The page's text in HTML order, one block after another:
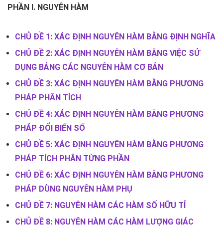
PHẦN I. NGUYÊN HÀM
CHỦ ĐỀ 1: XÁC ĐỊNH NGUYÊN HÀM BẰNG ĐỊNH NGHĨA
CHỦ ĐỀ 2: XÁC ĐỊNH NGUYÊN HÀM BẰNG VIỆC SỬ
DỤNG BẢNG CÁC NGUYÊN HÀM CƠ BẢN
CHỦ ĐỀ 3: XÁC ĐỊNH NGUYÊN HÀM BẰNG PHƯƠNG
PHÁP PHÂN TÍCH
CHỦ ĐỀ 4: XÁC ĐỊNH NGUYÊN HÀM BẰNG PHƯƠNG
PHÁP ĐỔI BIẾN SỐ
CHỦ ĐỀ 5: XÁC ĐỊNH NGUYÊN HÀM BẰNG PHƯƠNG
PHÁP TÍCH PHÂN TỪNG PHẦN
CHỦ ĐỀ 6: XÁC ĐỊNH NGUYÊN HÀM BẰNG PHƯƠNG
PHÁP DÙNG NGUYÊN HÀM PHỤ
CHỦ ĐỀ 7: NGUYÊN HÀM CÁC HÀM SỐ HỮU TỈ
CHỦ ĐỀ 8: NGUYÊN HÀM CÁC HÀM LƯỢNG GIÁC